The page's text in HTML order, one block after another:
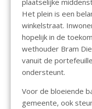
plaatselijke
Het plein is een
winkelstraat.
hopelijk in de
wethouder Bram
vanuit de
ondersteunt.
Voor de bloeiende
gemeente, ook